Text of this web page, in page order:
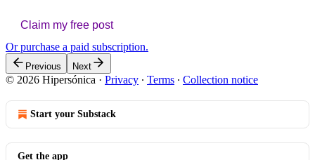
Claim my free post
Or purchase a paid subscription.
Previous Next
© 2026 Hipersónica · Privacy ∙ Terms ∙ Collection notice
Start your Substack
Get the app